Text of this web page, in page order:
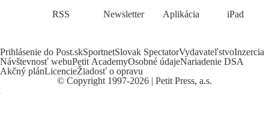
RSS Newsletter Aplikácia iPad
Prihlásenie do Post.skSportnetSlovak SpectatorVydavateľstvoInzercia
Návštevnosť webuPetit AcademyOsobné údajeNariadenie DSA
Akčný plánLicencieŽiadosť o opravu
© Copyright 1997-2026 | Petit Press, a.s.